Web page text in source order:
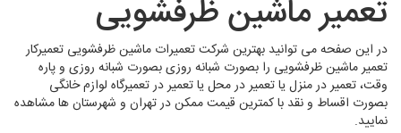
تعمیر ماشین ظرفشویی
در این صفحه می توانید بهترین شرکت تعمیرات ماشین ظرفشویی تعمیرکار
تعمیر ماشین ظرفشویی را بصورت شبانه روزی بصورت شبانه روزی و پاره
وقت، تعمیر در منزل یا تعمیر در محل یا تعمیر در تعمیرگاه لوازم خانگی
بصورت اقساط و نقد با کمترین قیمت ممکن در تهران و شهرستان ها مشاهده
نمایید.